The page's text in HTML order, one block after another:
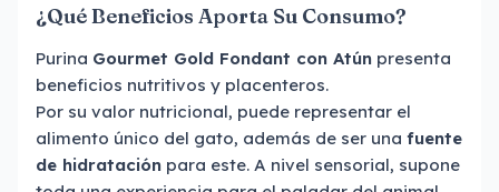
¿Qué Beneficios Aporta Su Consumo?
Purina Gourmet Gold Fondant con Atún presenta
beneficios nutritivos y placenteros.
Por su valor nutricional, puede representar el
alimento único del gato, además de ser una fuente
de hidratación para este. A nivel sensorial, supone